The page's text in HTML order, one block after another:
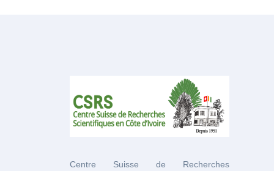
Centre Suisse de Recherches